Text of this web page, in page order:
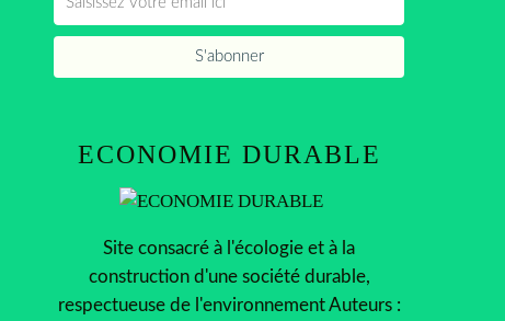
ECONOMIE DURABLE
Site consacré à l'écologie et à la
construction d'une société durable,
respectueuse de l'environnement Auteurs :